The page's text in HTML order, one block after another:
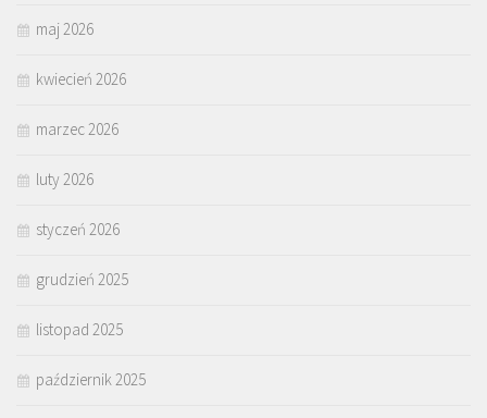
maj 2026
kwiecień 2026
marzec 2026
luty 2026
styczeń 2026
grudzień 2025
listopad 2025
październik 2025